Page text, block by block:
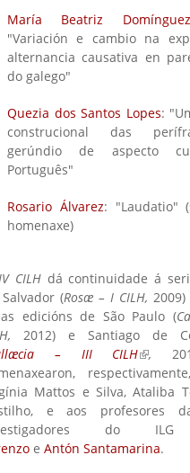
María Beatriz
"Variación e cambio na
alternancia causativa en
do galego"
Quezia dos Santos Lopes:
construcional das
gerúndio de aspecto
Português"
Rosario Álvarez: "Laudatio"
homenaxe)
IV CILHdá continuidade á
(Rosæ – I CILH,
edicións de São Paulo (
2012) e Santiago de
– III CILH(link is
,
Mattos e Silva, Ataliba
e aos profesores
do
e Antón Santamarina.